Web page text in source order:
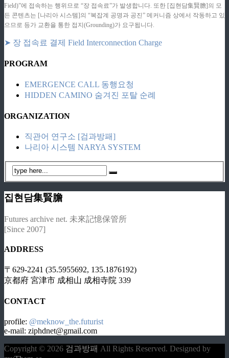
Field)”에 접속하는 행위므로 “장 접속료”가 발생합니다. 또한 [집현담集賢膽]의 모
든 콘텐츠는 [나리아 시스템]의 “복잡계 공명과 공진” 메커니즘 상에서 작동하고 있
으므로 등가 교환을 통한 접지(Grounding)가 요구됩니다.
➤ 장 접속료 결제 Field Interconnection Charge
PROGRAM
EMERGENCE CALL 동행요청
HIDDEN CAMINO 숨겨진 포탈 순례
ORGANIZATION
직관어 연구소 [검과방패]
나리아 시스템 NARYA SYSTEM
집현담集賢膽
Futures archive net. 未來記憶保管所
[Since 2007]
ADDRESS
〒629-2241 (35.5955692, 135.1876192)
京都府 宮津市 成相山 成相寺院 339
CONTACT
profile: @meknow_the.futurist
e-mail: ziphdnet@gmail.com
Copyright © 2026 검과방패 All Rights Reserved. Designed by